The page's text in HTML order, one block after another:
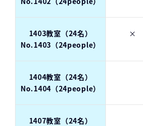
1403教室（24名）
No.1403（24people）
×
1404教室（24名）
No.1404（24people）
1407教室（24名）